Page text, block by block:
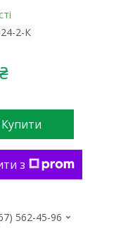
2-К
Купити
з
562-45-96